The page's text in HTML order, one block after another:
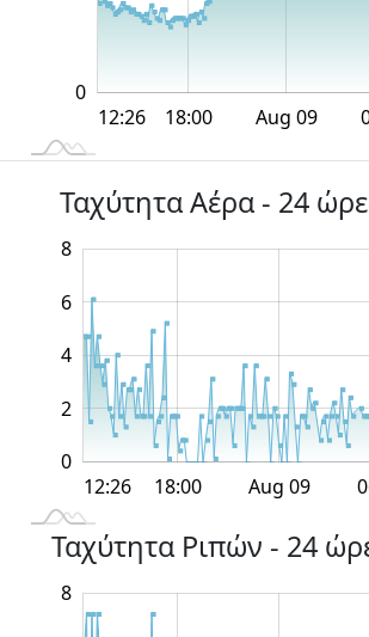
0
L12:26
12:00 18:00 Aug 09
12:00
18:00
Ταχύτητα Αέρα - 24
0
0
2
4
6
8
L12:26
12:00 18:00 Aug 09
12:00
18:00
Ταχύτητα Ριπών - 24
8